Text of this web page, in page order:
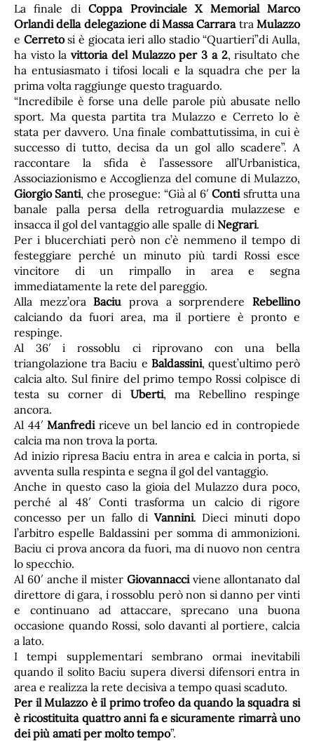
La finale diCoppa Provinciale X Memorial Marco
Orlandi della delegazione di Massa Carraratra Mulazzo
e Cerretosi è giocata ieri allo stadio “Quartieri”di Aulla,
ha visto lavittoria del Mulazzo per 3 a 2, risultato che
ha entusiasmato i tifosi locali e la squadra che per la
prima volta raggiunge questo traguardo.
“Incredibile è forse una delle parole più abusate nello
sport. Ma questa partita tra Mulazzo e Cerreto lo è
stata per davvero. Una finale combattutissima, in cui è
successo di tutto, decisa da un gol allo scadere”. A
raccontare la sfida è l’assessore all’Urbanistica,
Associazionismo e Accoglienza del comune di Mulazzo,
Giorgio Santi, che prosegue: “Già al 6′Contisfrutta una
banale palla persa della retroguardia mulazzese e
insacca il gol del vantaggio alle spalle di Negrari.
Per i blucerchiati però non c’è nemmeno il tempo di
festeggiare perché un minuto più tardi Rossi esce
vincitore di un rimpallo in area e segna
immediatamente la rete del pareggio.
Alla mezz’oraBaciu prova a sorprendereRebellino
calciando da fuori area, ma il portiere è pronto e
respinge.
Al 36′ i rossoblu ci riprovano con una bella
triangolazione tra Baciu e Baldassini, quest’ultimo però
calcia alto. Sul finire del primo tempo Rossi colpisce di
testa su corner di Uberti, ma Rebellino respinge
ancora.
Al 44′ Manfrediriceve un bel lancio ed in contropiede
calcia ma non trova la porta.
Ad inizio ripresa Baciu entra in area e calcia in porta, si
avventa sulla respinta e segna il gol del vantaggio.
Anche in questo caso la gioia del Mulazzo dura poco,
perché al 48′ Conti trasforma un calcio di rigore
concesso per un fallo di Vannini. Dieci minuti dopo
l’arbitro espelle Baldassini per somma di ammonizioni.
Baciu ci prova ancora da fuori, ma di nuovo non centra
lo specchio.
Al 60′ anche il mister Giovannacciviene allontanato dal
direttore di gara, i rossoblu però non si danno per vinti
e continuano ad attaccare, sprecano una buona
occasione quando Rossi, solo davanti al portiere, calcia
a lato.
I tempi supplementari sembrano ormai inevitabili
quando il solito Baciu supera diversi difensori entra in
area e realizza la rete decisiva a tempo quasi scaduto.
Per il Mulazzo è il primo trofeo da quando la squadra si
è ricostituita quattro anni fa e sicuramente rimarrà uno
dei più amati per molto tempo”.